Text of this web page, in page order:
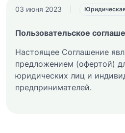
03 июня 2023
Пользовательское
Настоящее Соглашение
предложением (офертой)
юридических лиц и
предпринимателей.